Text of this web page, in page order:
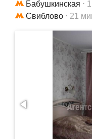
Бабушкинская ⋅
Свиблово ⋅ 21